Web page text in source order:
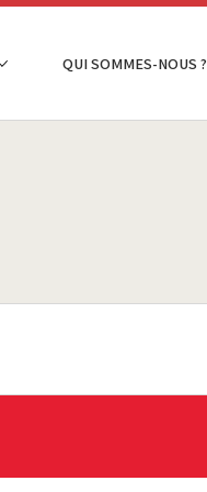
QUI SOMMES-NOUS ?